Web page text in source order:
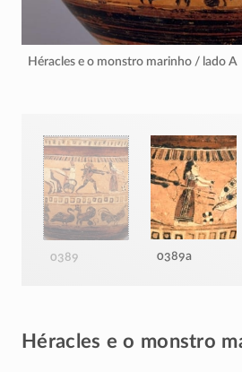
Héracles e o monstro marinho / lado A
0389 0389a
Héracles e o monstro